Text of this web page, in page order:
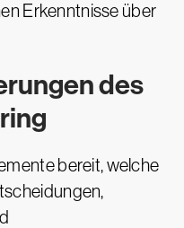
Erkenntnisse über
des
bereit, welche